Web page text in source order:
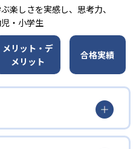
楽しさを実感し、思考力、
・小学生
メリット・デ
メリット
合格実績
力を鍛える